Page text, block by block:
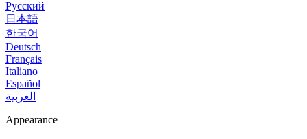
Русский
日本語
한국어
Deutsch
Français
Italiano
Español
العربية
Appearance